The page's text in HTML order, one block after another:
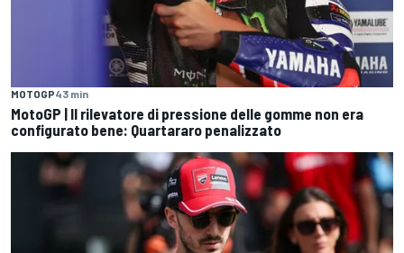
MOTOGP43 min
MotoGP | Il rilevatore di pressione delle gomme non era
configurato bene: Quartararo penalizzato